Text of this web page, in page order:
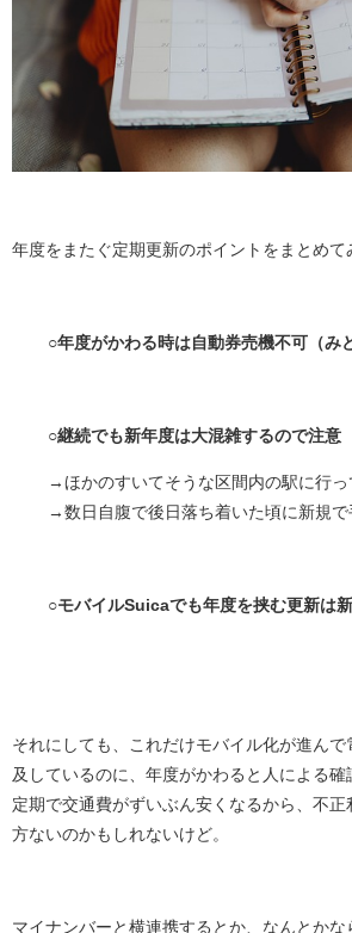
年度をまたぐ定期更新のポイントをまとめて
○年度がかわる時は自動券売機不可（み
○継続でも新年度は大混雑するので注意
→ほかのすいてそうな区間内の駅に行っ
→数日自腹で後日落ち着いた頃に新規で
○モバイルSuicaでも年度を挟む更新は
それにしても、これだけモバイル化が進ん
及しているのに、年度がかわると人による確
定期で交通費がずいぶん安くなるから、不
方ないのかもしれないけど。
マイナンバーと横連携するとか、なんとかな